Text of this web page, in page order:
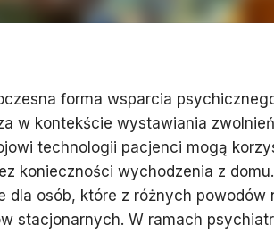
forma wsparcia
w kontekście wystawiania
technologii pacjenci mogą
konieczności wychodzenia z
dla osób, które z różnych powodów
stacjonarnych. W ramach